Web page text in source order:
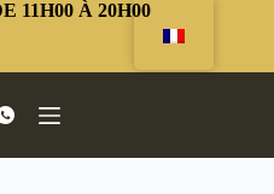
DE 11H00 À 20H00